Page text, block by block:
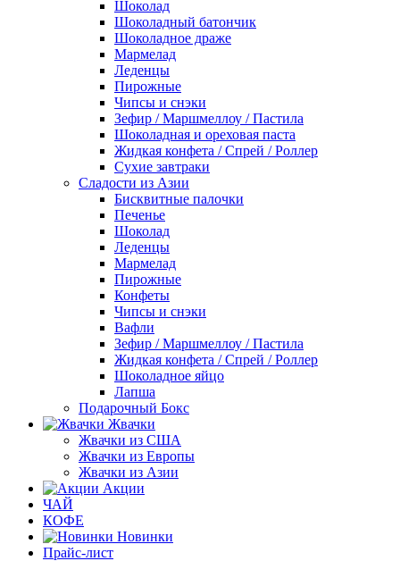
Шоколад
Шоколадный батончик
Шоколадное драже
Мармелад
Леденцы
Пирожные
Чипсы и снэки
Зефир / Маршмеллоу / Пастила
Шоколадная и ореховая паста
Жидкая конфета / Спрей / Роллер
Сухие завтраки
Сладости из Азии
Бисквитные палочки
Печенье
Шоколад
Леденцы
Мармелад
Пирожные
Конфеты
Чипсы и снэки
Вафли
Зефир / Маршмеллоу / Пастила
Жидкая конфета / Спрей / Роллер
Шоколадное яйцо
Лапша
Подарочный Бокс
Жвачки
Жвачки из США
Жвачки из Европы
Жвачки из Азии
Акции
ЧАЙ
КОФЕ
Новинки
Прайс-лист